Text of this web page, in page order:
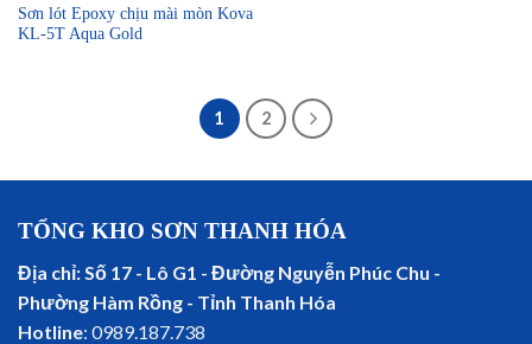
Sơn lót Epoxy chịu mài mòn Kova
KL-5T Aqua Gold
1 2
TỔNG KHO SƠN THANH HÓA
Địa chỉ: Số 17 - Lô G1 - Đường Nguyễn Phúc Chu -
Phường Hàm Rồng - Tỉnh Thanh Hóa
Hotline: 0989.187.738